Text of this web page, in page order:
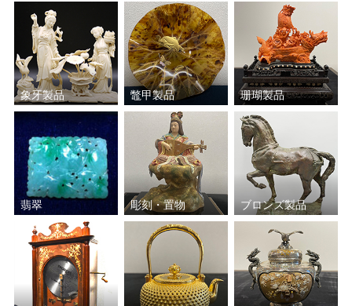
福井 良之助 小磯 良平
山下 清 アンドレ・ブラジリエ
辻村 史朗 東郷 青児
小田切 訓
象牙製品 鼈甲製品 珊瑚製品
翡翠 彫刻・置物 ブロンズ製品